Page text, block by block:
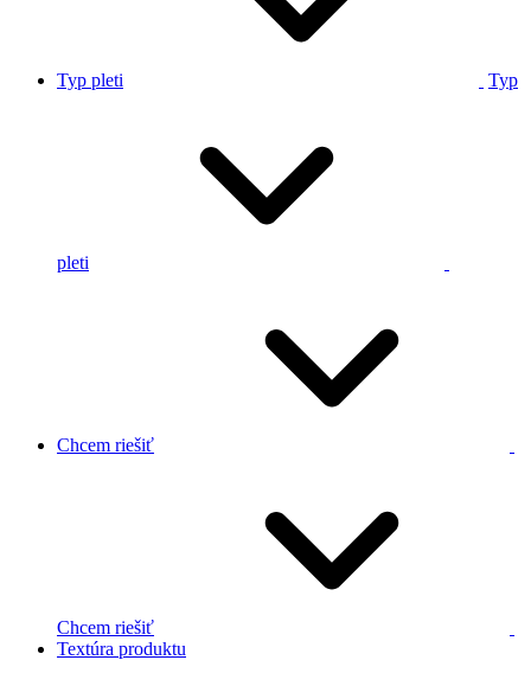
Typ pleti Typ
pleti
Chcem riešiť
Chcem riešiť
Textúra produktu